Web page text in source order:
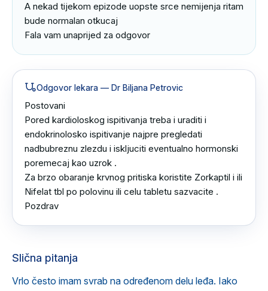
A nekad tijekom epizode uopste srce nemijenja ritam
bude normalan otkucaj
Fala vam unaprijed za odgovor
Odgovor lekara — Dr Biljana Petrovic
Postovani
Pored kardioloskog ispitivanja treba i uraditi i
endokrinolosko ispitivanje najpre pregledati
nadbubreznu zlezdu i iskljuciti eventualno hormonski
poremecaj kao uzrok .
Za brzo obaranje krvnog pritiska koristite Zorkaptil i ili
Nifelat tbl po polovinu ili celu tabletu sazvacite .
Pozdrav
Slična pitanja
Vrlo često imam svrab na određenom delu leđa. Iako